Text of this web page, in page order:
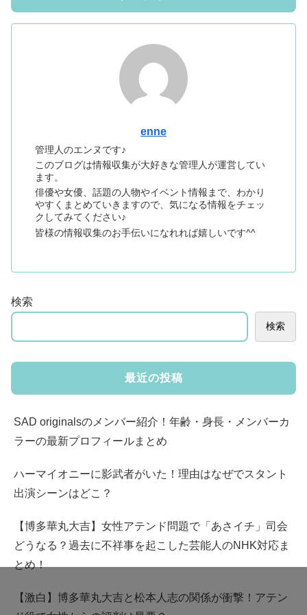
enne
管理人のエンヌです♪
このブログは情報収集が大好きな管理人が運営してい
ます。
俳優や女優、話題の人物やイベント情報まで、わかり
やすくまとめていきますので、気になる情報をチェッ
クしてみてください♪
皆様の情報収集のお手伝いになれれば嬉しいです^^
検索
検索
最近の投稿
SAD originalsのメンバー紹介！年齢・身長・メンバーカ
ラーの最新プロフィールまとめ
ハーマイオニーに影武者がいた！理由はなぜでスタント
出演シーンはどこ？
【博多華丸大吉】女性アテンド問題で「あさイチ」司会
どうなる？過去に不祥事を起こした芸能人のNHK対応ま
とめ！
【激白】博多華丸大吉と松本人志の関係が衝撃！アテン